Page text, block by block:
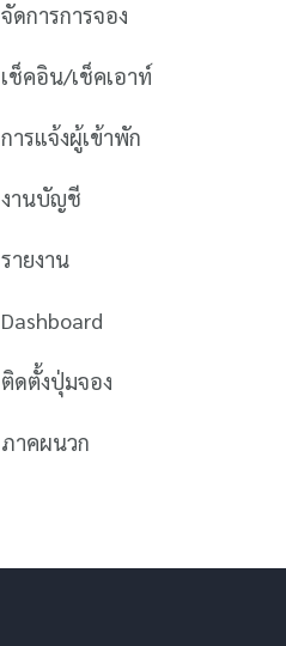
จัดการการจอง
เช็คอิน/เช็คเอาท์
การแจ้งผู้เข้าพัก
งานบัญชี
รายงาน
Dashboard
ติดตั้งปุ่มจอง
ภาคผนวก